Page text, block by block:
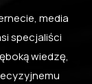
media
specjaliści
wiedzę,